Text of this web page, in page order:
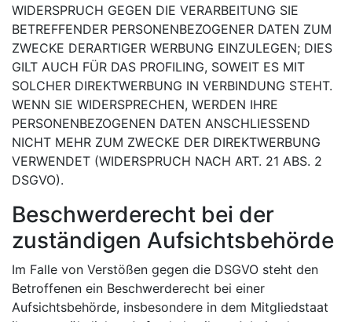
WIDERSPRUCH GEGEN DIE VERARBEITUNG SIE
BETREFFENDER PERSONENBEZOGENER DATEN ZUM
ZWECKE DERARTIGER WERBUNG EINZULEGEN; DIES
GILT AUCH FÜR DAS PROFILING, SOWEIT ES MIT
SOLCHER DIREKTWERBUNG IN VERBINDUNG STEHT.
WENN SIE WIDERSPRECHEN, WERDEN IHRE
PERSONENBEZOGENEN DATEN ANSCHLIESSEND
NICHT MEHR ZUM ZWECKE DER DIREKTWERBUNG
VERWENDET (WIDERSPRUCH NACH ART. 21 ABS. 2
DSGVO).
Beschwerde­recht bei der
zuständigen Aufsichts­behörde
Im Falle von Verstößen gegen die DSGVO steht den
Betroffenen ein Beschwerderecht bei einer
Aufsichtsbehörde, insbesondere in dem Mitgliedstaat